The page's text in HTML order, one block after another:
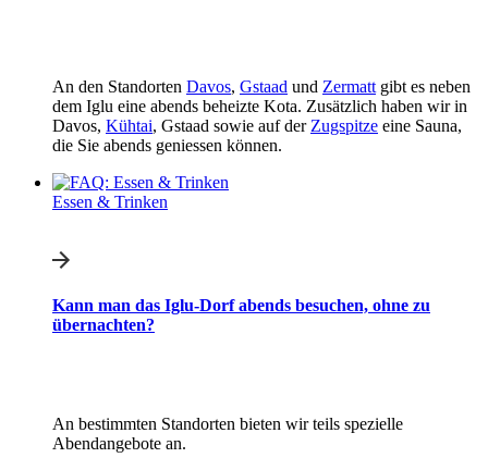
An den Standorten Davos, Gstaad und Zermatt gibt es neben
dem Iglu eine abends beheizte Kota. Zusätzlich haben wir in
Davos, Kühtai, Gstaad sowie auf der Zugspitze eine Sauna,
die Sie abends geniessen können.
Essen & Trinken
Kann man das Iglu-Dorf abends besuchen, ohne zu
übernachten?
An bestimmten Standorten bieten wir teils spezielle
Abendangebote an.